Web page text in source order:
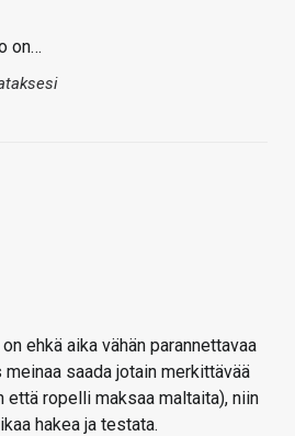
on…
ehkä aika vähän parannettavaa
saada jotain merkittävää
että ropelli maksaa maltaita), niin
hakea ja testata.